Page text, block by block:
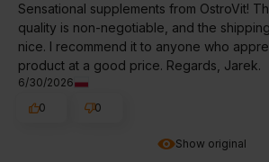
Show original
Sensational supplements from OstroVit!
quality is non-negotiable, and the
nice. I recommend it to anyone who
product at a good price. Regards, Jarek.
6/30/2026
0
0